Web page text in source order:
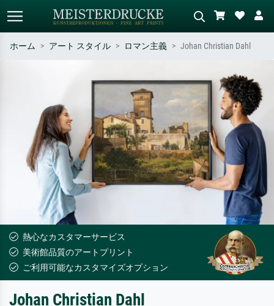
作家名・作品名・スタイルで検索
– 例：モネ、星月夜、印象派、北
斎の波、ヌード。
シーンを説明してください – 例：
緑の草原、赤の多い抽象画、暗い
油絵、木のそばの立ち姿のヌー
ド。
ホーム アート スタイル ロマン主義 Johan Christian Dahl
熱心なカスタマーサービス
美術館品質のアートプリント
ご利用可能なカスタマイズオプション
Johan Christian Dahl